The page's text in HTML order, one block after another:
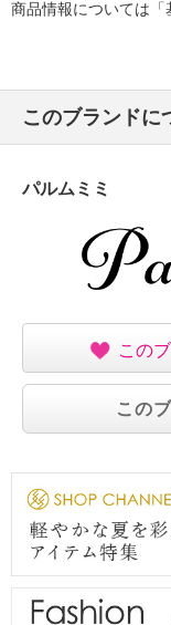
商品情報については「
このブランドに
パルムミミ
この
この